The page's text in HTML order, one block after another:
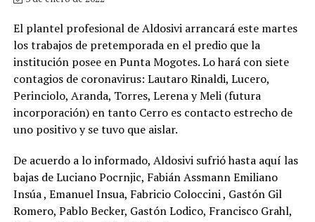
El plantel profesional de Aldosivi arrancará este martes
los trabajos de pretemporada en el predio que la
institución posee en Punta Mogotes. Lo hará con siete
contagios de coronavirus: Lautaro Rinaldi, Lucero,
Perinciolo, Aranda, Torres, Lerena y Meli (futura
incorporación) en tanto Cerro es contacto estrecho de
uno positivo y se tuvo que aislar.
De acuerdo a lo informado, Aldosivi sufrió hasta aquí las
bajas de Luciano Pocrnjic, Fabián Assmann Emiliano
Insúa , Emanuel Insua, Fabricio Coloccini , Gastón Gil
Romero, Pablo Becker, Gastón Lodico, Francisco Grahl,